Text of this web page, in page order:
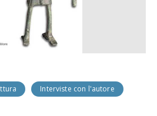
Interviste con l'autore